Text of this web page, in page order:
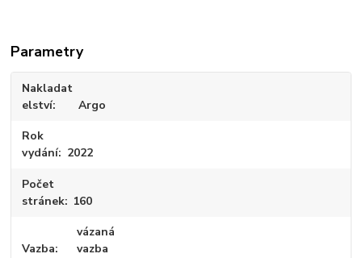
Parametry
Nakladat
elství
Argo
Rok
vydání
2022
Počet
stránek
160
Vazba
vázaná
vazba